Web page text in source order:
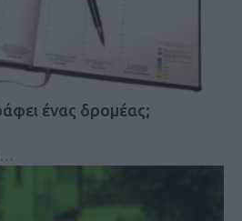
ένας δρομέας;